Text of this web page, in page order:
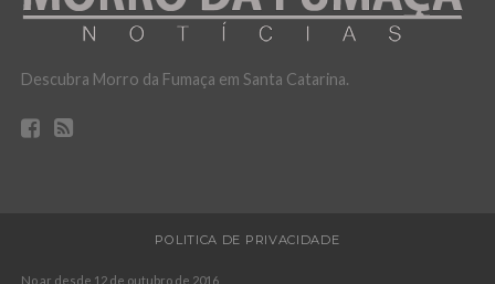
Descubra Morro da Fumaça em Santa Catarina.
POLITICA DE PRIVACIDADE
No ar desde 12 de outubro de 2016